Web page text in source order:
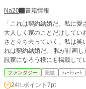
してみせるわ！ 前世60代女性だった孫にばぁばと言われていたベレッタが立ち
上がる！ 無関心夫の愛なんて求めてないけど夫にも事情があり夫にはガツンガ
ツン言葉で責めて凹ませますが、夫
まあはアリ。 ユルユ
Na20
書籍情報
「これは契約結婚だ。私に
大人しく家のことだけしていればいい」 目の前にいる若い
さと立ち去っていく。私は笑いそ
れは契約結婚だ。 私が計画した、ね。 ※ご都合主義、設定ゆ
説家になろう様にも掲載して
ファンタジー 完結 ｼｮｰﾄｼｮｰﾄ
24h.ポイント 7pt